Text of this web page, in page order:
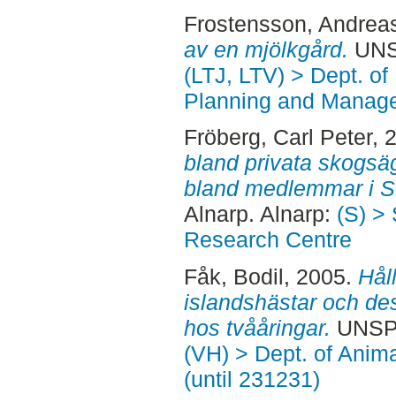
Frostensson,
av en mjölkgård.
(LTJ, LTV) > Dept.
Planning and
Fröberg, Carl Peter,
bland privata
bland medlemmar i
Alnarp. Alnarp: (S) >
Research Centre
Fåk, Bodil, 2005.
islandshästar och
hos tvååringar.
(VH) > Dept. of
(until 231231)